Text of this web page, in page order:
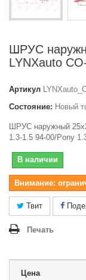
ШРУС
LYNXauto
Артикул
Состояние: Новый
ШРУС наружный
1.3-1.5 94-00/Pony
В наличии
Внимание:
Твит
Печать
Цена